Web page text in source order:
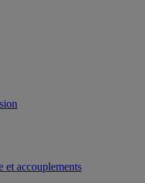
et accouplements